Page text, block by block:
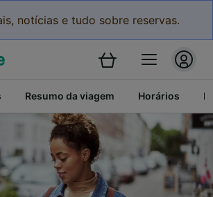
notícias e tudo sobre reservas.
Resumo da viagem Horários